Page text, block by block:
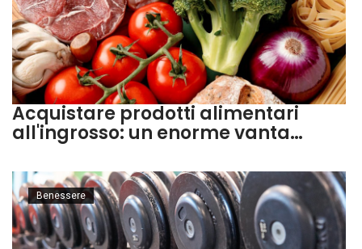
Acquistare prodotti alimentari
all'ingrosso: un enorme vanta…
Benessere